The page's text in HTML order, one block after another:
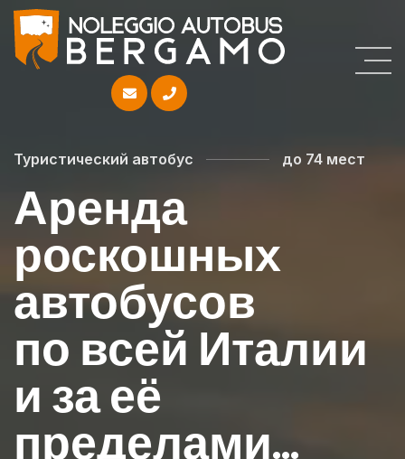
Туристический автобус до 74 мест
Аренда
роскошных
автобусов
по всей Италии
и за её
пределами...